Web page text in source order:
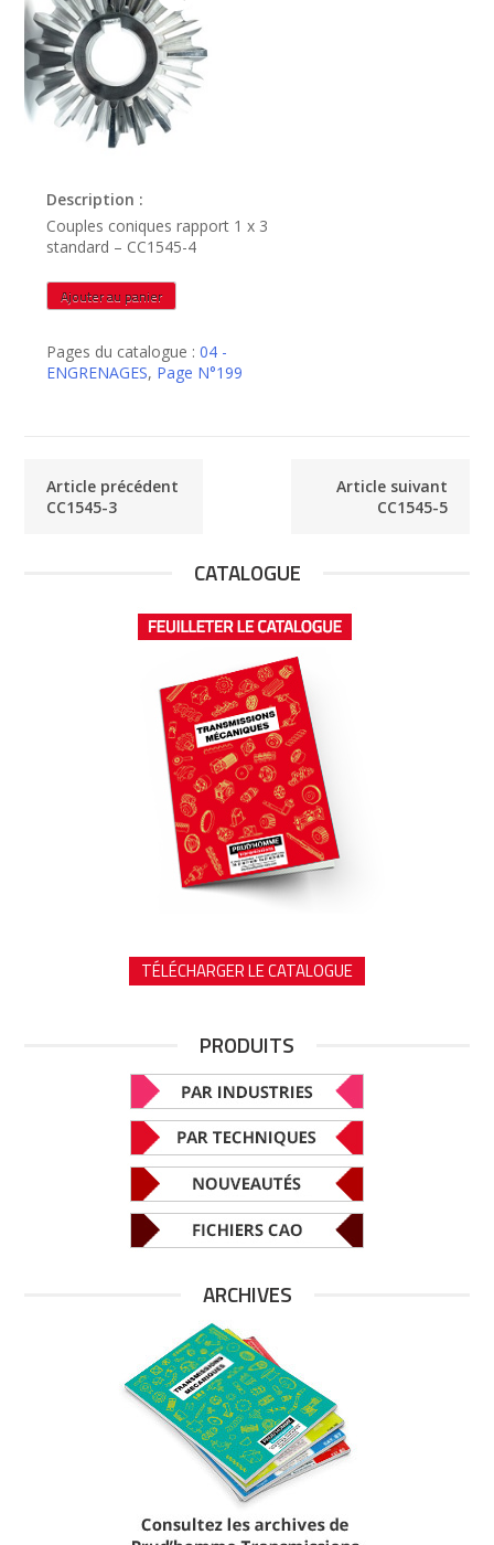
Description :
Couples coniques rapport 1 x 3
standard – CC1545-4
quantité
de
4
Ajouter au panier
Pages du catalogue :04 -
ENGRENAGES, Page N°199
Article précédent
CC1545-3
Article suivant
CC1545-5
CATALOGUE
TÉLÉCHARGER LE CATALOGUE
PRODUITS
ARCHIVES